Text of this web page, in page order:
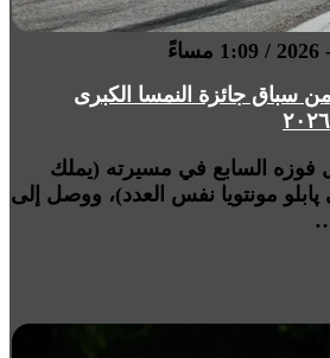
سباق جائزة النمسا الكبرى
السابع في مسيرته (يملك
پابلو مونتويا نفس العدد)، ووصل إلى